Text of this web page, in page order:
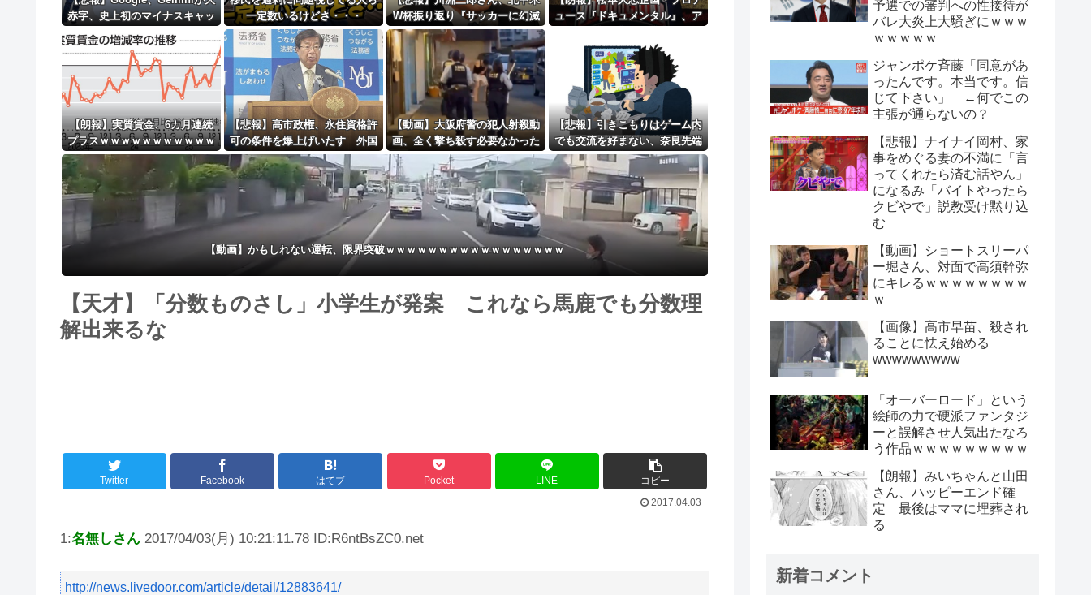
更新中止のお知らせ
海外「おめでとうタキ！」リヴァプール南野がバースデーゴール！！
Powered by livedoor 相互RSS
赤字、史上初のマイナスキャッ
シュフローに陥る・・・
一定数いるけどさ・・・
W杯振り返り『サッカーに幻滅
した人多いのでは…』
ュース『ドキュメンタル』、ア
外タイトル『LOL』として世界
25ヶ国・地域で展開
【朗報】実質賃金、6カ月連続
プラスｗｗｗｗｗｗｗｗｗｗｗ
【悲報】高市政権、永住資格許
可の条件を爆上げいたす 外国
人さん「もう日本ええわ・・」
【動画】大阪府警の犯人射殺動
画、全く撃ち殺す必要なかった
ｗｗｗｗｗｗｗｗｗｗｗ
【悲報】引きこもりはゲーム内
でも交流を好まない、奈良先端
大が587人調査 「ゲームで社
会復帰」に落とし穴？
【動画】かもしれない運転、限界突破ｗｗｗｗｗｗｗｗｗｗｗｗｗｗｗｗｗ
【天才】「分数ものさし」小学生が発案 これなら馬鹿でも分数理
解出来るな
Twitter Facebook はてブ Pocket LINE
コピー
2017.04.03
1:名無しさん 2017/04/03(月) 10:21:11.78 ID:R6ntBsZC0.net
http://news.livedoor.com/article/detail/12883641/
予選での審判への性接待が
バレ大炎上大騒ぎにｗｗｗ
ｗｗｗｗｗ
ジャンポケ斉藤「同意があ
ったんです。本当です。信
じて下さい」 ←何でこの
主張が通らないの？
【悲報】ナイナイ岡村、家
事をめぐる妻の不満に「言
ってくれたら済む話やん」
になるみ「バイトやったら
クビやで」説教受け黙り込
む
【動画】ショートスリーパ
ー堀さん、対面で高須幹弥
にキレるｗｗｗｗｗｗｗｗ
ｗ
【画像】高市早苗、殺され
ることに怯え始める
wwwwwwwww
「オーバーロード」という
絵師の力で硬派ファンタジ
ーと誤解させ人気出たなろ
う作品ｗｗｗｗｗｗｗｗｗ
【朗報】みいちゃんと山田
さん、ハッピーエンド確
定 最後はママに埋葬され
る
新着コメント